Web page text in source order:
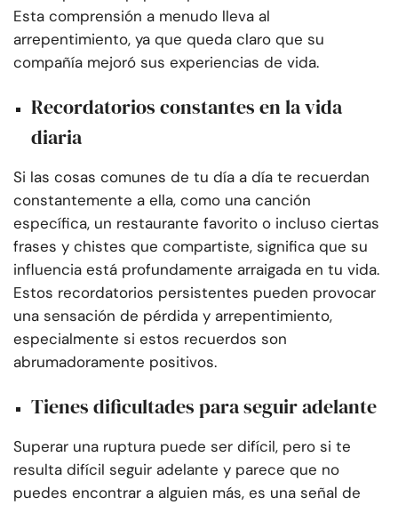
Esta comprensión a menudo lleva al
arrepentimiento, ya que queda claro que su
compañía mejoró sus experiencias de vida.
Recordatorios constantes en la vida
diaria
Si las cosas comunes de tu día a día te recuerdan
constantemente a ella, como una canción
específica, un restaurante favorito o incluso ciertas
frases y chistes que compartiste, significa que su
influencia está profundamente arraigada en tu vida.
Estos recordatorios persistentes pueden provocar
una sensación de pérdida y arrepentimiento,
especialmente si estos recuerdos son
abrumadoramente positivos.
Tienes dificultades para seguir adelante
Superar una ruptura puede ser difícil, pero si te
resulta difícil seguir adelante y parece que no
puedes encontrar a alguien más, es una señal de